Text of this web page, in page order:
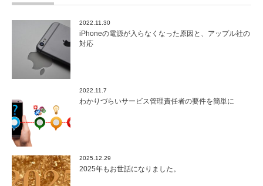
2022.11.30
iPhoneの電源が入らなくなった原因と、アップル社の
対応
2022.11.7
わかりづらいサービス管理責任者の要件を簡単に
2025.12.29
2025年もお世話になりました。